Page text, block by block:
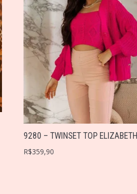
9280 – TWINSET TOP ELIZABETH
R$359,90